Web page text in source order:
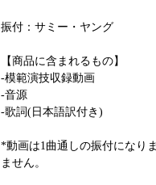
振付：サミー・ヤング
【商品に含まれるもの】
-模範演技収録動画
-音源
-歌詞(日本語訳付き)
*動画は1曲通しの振付になり
ません。